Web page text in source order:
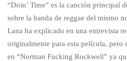
“Doin’ Time” es la canción principal
sobre la banda de reggae del mismo
Lana ha explicado en una entrevista
originalmente para esta película,
en “Norman Fucking Rockwell” ya